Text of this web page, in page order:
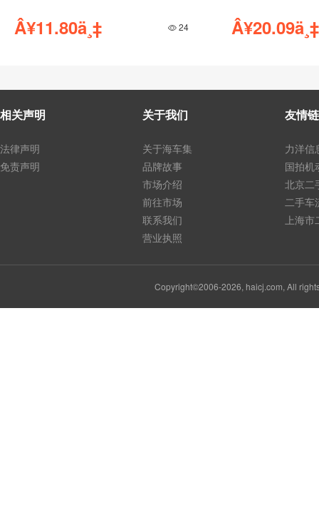
Â¥11.80ä¸‡ 24 Â¥20.09ä¸‡
相关声明
法律声明
免责声明
关于我们
关于海车集
品牌故事
市场介绍
前往市场
联系我们
营业执照
友情
力洋信
国拍机
北京二
二手车
上海
Copyright©2006-2026, haicj.com, All